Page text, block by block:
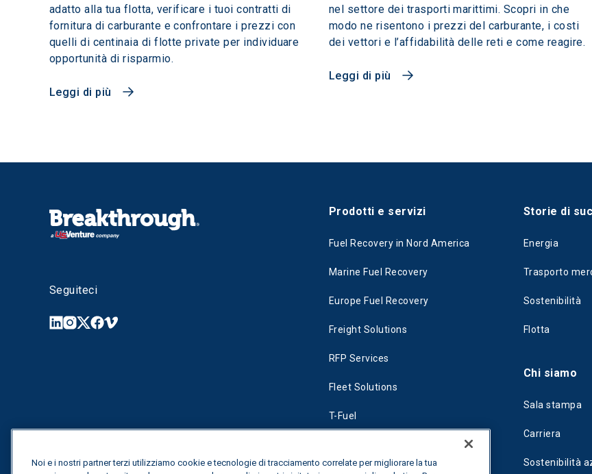
adatto alla tua flotta, verificare i tuoi contratti di
fornitura di carburante e confrontare i prezzi con
quelli di centinaia di flotte private per individuare
opportunità di risparmio.
Leggi di più
nel settore dei trasporti marittimi. Scopri in che
modo ne risentono i prezzi del carburante, i costi
dei vettori e l’affidabilità delle reti e come reagire.
Leggi di più
Seguiteci
Prodotti e servizi
Fuel Recovery in Nord America
Marine Fuel Recovery
Europe Fuel Recovery
Freight Solutions
RFP Services
Fleet Solutions
T-Fuel
Storie di
Energia
Trasporto
Sostenibilità
Flotta
Chi siamo
Sala stampa
Carriera
Sostenibilità
Noi e i nostri partner terzi utilizziamo cookie e tecnologie di tracciamento correlate per migliorare la tua